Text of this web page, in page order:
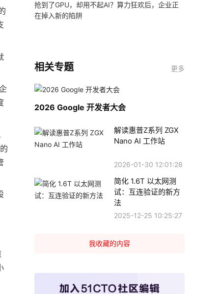
抢到了GPU，却用不起AI？算力狂欢后，企业正
在掉入新的陷阱
相关专题 更多
2026 Google 开发者大会
解读惠普Z系列 ZGX
Nano AI 工作站
2026-01-30 12:01:28
简化 1.6T 以太网测
试：互连验证的新方
法
2025-12-25 10:25:27
我收藏的内容